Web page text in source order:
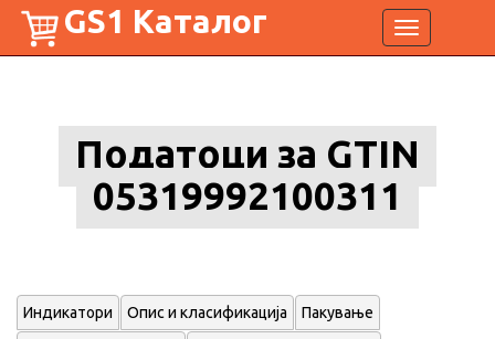
Toggle
navigation
GS1 Каталог
Податоци за GTIN
05319992100311
Индикатори Опис и класификација Пакување